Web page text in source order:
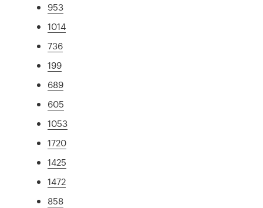
953
1014
736
199
689
605
1053
1720
1425
1472
858